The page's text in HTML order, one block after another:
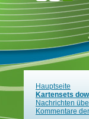
Hauptseite
Kartensets
Nachrichten
Kommentare